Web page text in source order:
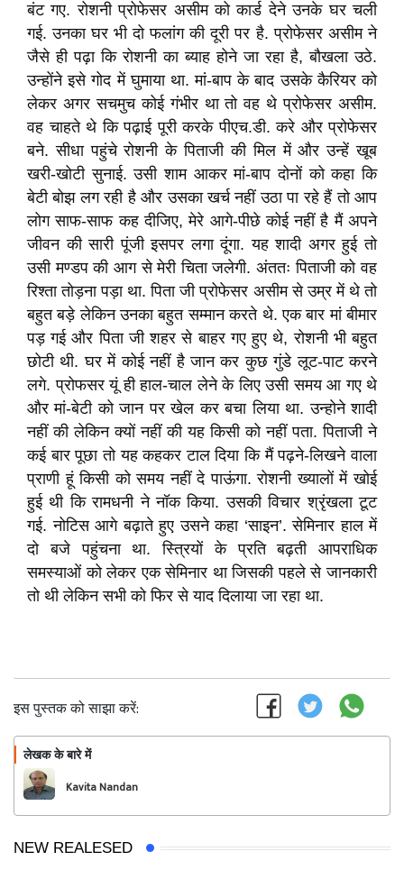
बंट गए. रोशनी प्रोफेसर असीम को कार्ड देने उनके घर चली
गई. उनका घर भी दो फलांग की दूरी पर है. प्रोफेसर असीम ने
जैसे ही पढ़ा कि रोशनी का ब्याह होने जा रहा है, बौखला उठे.
उन्होंने इसे गोद में घुमाया था. मां-बाप के बाद उसके कैरियर को
लेकर अगर सचमुच कोई गंभीर था तो वह थे प्रोफेसर असीम.
वह चाहते थे कि पढ़ाई पूरी करके पीएच.डी. करे और प्रोफेसर
बने. सीधा पहुंचे रोशनी के पिताजी की मिल में और उन्हें खूब
खरी-खोटी सुनाई. उसी शाम आकर मां-बाप दोनों को कहा कि
बेटी बोझ लग रही है और उसका खर्च नहीं उठा पा रहे हैं तो आप
लोग साफ-साफ कह दीजिए, मेरे आगे-पीछे कोई नहीं है मैं अपने
जीवन की सारी पूंजी इसपर लगा दूंगा. यह शादी अगर हुई तो
उसी मण्डप की आग से मेरी चिता जलेगी. अंततः पिताजी को वह
रिश्ता तोड़ना पड़ा था. पिता जी प्रोफेसर असीम से उम्र में थे तो
बहुत बड़े लेकिन उनका बहुत सम्मान करते थे. एक बार मां बीमार
पड़ गई और पिता जी शहर से बाहर गए हुए थे, रोशनी भी बहुत
छोटी थी. घर में कोई नहीं है जान कर कुछ गुंडे लूट-पाट करने
लगे. प्रोफसर यूं ही हाल-चाल लेने के लिए उसी समय आ गए थे
और मां-बेटी को जान पर खेल कर बचा लिया था. उन्होने शादी
नहीं की लेकिन क्यों नहीं की यह किसी को नहीं पता. पिताजी ने
कई बार पूछा तो यह कहकर टाल दिया कि मैं पढ़ने-लिखने वाला
प्राणी हूं किसी को समय नहीं दे पाऊंगा. रोशनी ख्यालों में खोई
हुई थी कि रामधनी ने नॉक किया. उसकी विचार श्रृंखला टूट
गई. नोटिस आगे बढ़ाते हुए उसने कहा ‘साइन’. सेमिनार हाल में
दो बजे पहुंचना था. स्त्रियों के प्रति बढ़ती आपराधिक
समस्याओं को लेकर एक सेमिनार था जिसकी पहले से जानकारी
तो थी लेकिन सभी को फिर से याद दिलाया जा रहा था.
इस पुस्तक को साझा करें:
लेखक के बारे में
Kavita Nandan
NEW REALESED